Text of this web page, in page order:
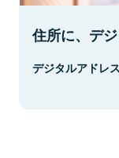
住所に、デ
デジタルアドレ